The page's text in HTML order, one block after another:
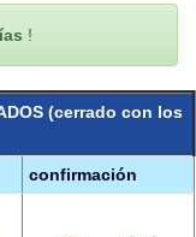
!
(cerrado con los
confirmación